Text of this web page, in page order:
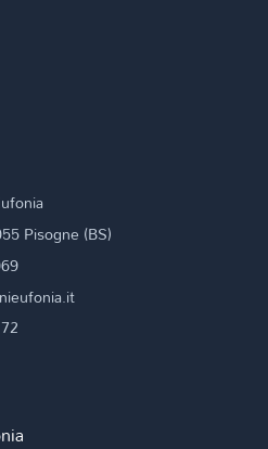
Pisogne (BS)